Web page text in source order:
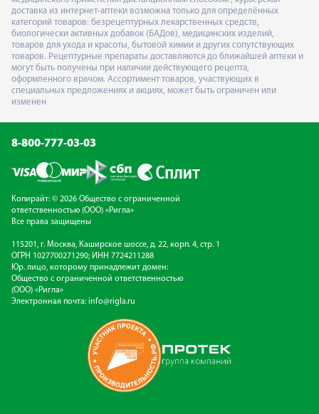
доставка из интернет-аптеки возможна только для определённых
категорий товаров: безрецептурных лекарственных средств,
биологически активных добавок (БАДов), медицинских изделий,
товаров для ухода и красоты, бытовой химии и других сопутствующих
товаров. Рецептурные препараты доставляются до ближайшей аптеки и
могут быть получены при наличии действующего рецепта,
оформленного врачом. Ассортимент товаров, участвующих в
специальных предложениях и акциях, может быть ограничен или
изменен
8-800-777-03-03
Копирайт: © 2026 Общество с ограниченной
ответственностью (ООО) «Ригла»
Все права защищены
115201, г. Москва, Каширское шоссе, д. 22, корп. 4, стр. 1
ОГРН 1027700271290; ИНН 7724211288
Юр. лицо, которому принадлежит домен:
Общество с ограниченной ответственностью
(ООО) «Ригла»
Электронная почта: info@rigla.ru